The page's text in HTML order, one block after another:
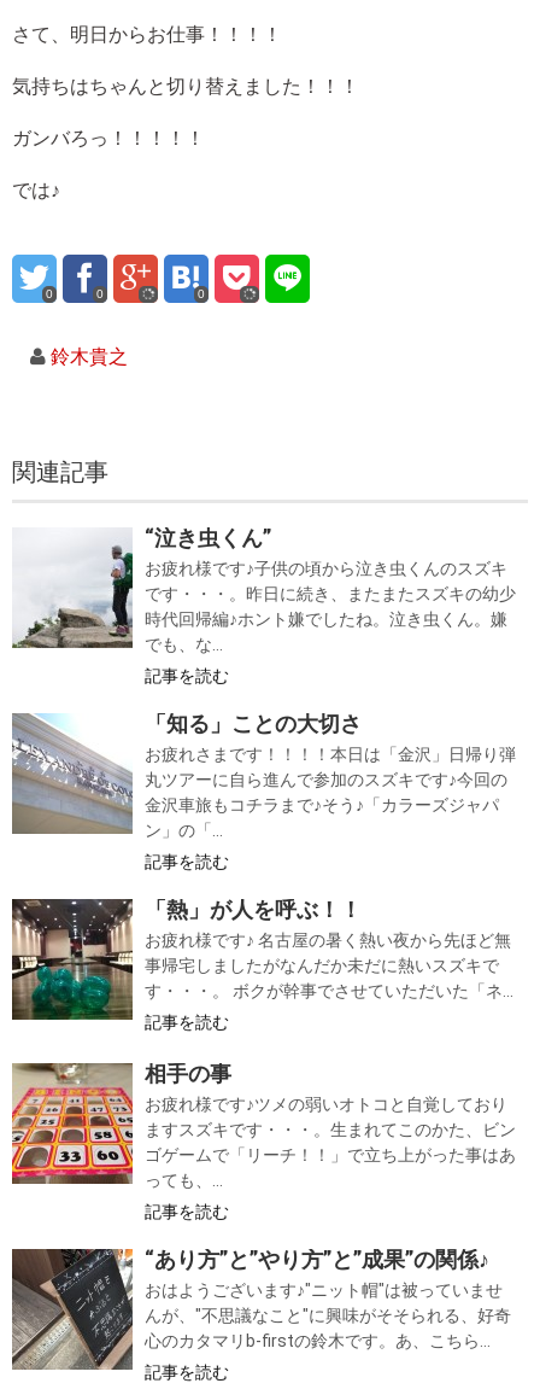
さて、明日からお仕事！！！！
気持ちはちゃんと切り替えました！！！
ガンバろっ！！！！！
では♪
0 0 0
鈴木貴之
関連記事
“泣き虫くん”
お疲れ様です♪子供の頃から泣き虫くんのスズキ
です・・・。昨日に続き、またまたスズキの幼少
時代回帰編♪ホント嫌でしたね。泣き虫くん。嫌
でも、な...
記事を読む
「知る」ことの大切さ
お疲れさまです！！！！本日は「金沢」日帰り弾
丸ツアーに自ら進んで参加のスズキです♪今回の
金沢車旅もコチラまで♪そう♪「カラーズジャパ
ン」の「...
記事を読む
「熱」が人を呼ぶ！！
お疲れ様です♪ 名古屋の暑く熱い夜から先ほど無
事帰宅しましたがなんだか未だに熱いスズキで
す・・・。 ボクが幹事でさせていただいた「ネ...
記事を読む
相手の事
お疲れ様です♪ツメの弱いオトコと自覚しており
ますスズキです・・・。生まれてこのかた、ビン
ゴゲームで「リーチ！！」で立ち上がった事はあ
っても、...
記事を読む
“あり方”と”やり方”と”成果”の関係♪
おはようございます♪"ニット帽"は被っていませ
んが、"不思議なこと"に興味がそそられる、好奇
心のカタマリb-firstの鈴木です。あ、こちら...
記事を読む